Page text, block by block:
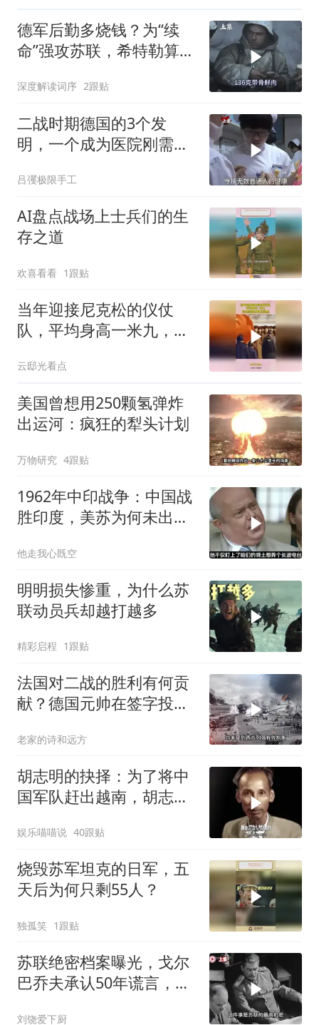
德军后勤多烧钱？为“续
命”强攻苏联，希特勒算错
深度解读词序 2跟贴
二战时期德国的3个发
明，一个成为医院刚需，
吕彏极限手工
AI盘点战场上士兵们的生
存之道
欢喜看看 1跟贴
当年迎接尼克松的仪仗
队，平均身高一米九，尼
云邸光看点
美国曾想用250颗氢弹炸
出运河：疯狂的犁头计划
万物研究 4跟贴
1962年中印战争：中国战
胜印度，美苏为何未出兵
他走我心既空
明明损失惨重，为什么苏
联动员兵却越打越多
精彩启程 1跟贴
法国对二战的胜利有何贡
献？德国元帅在签字投降
老家的诗和远方
胡志明的抉择：为了将中
国军队赶出越南，胡志明
娱乐喵喵说 40跟贴
烧毁苏军坦克的日军，五
天后为何只剩55人？
独孤笑 1跟贴
苏联绝密档案曝光，戈尔
巴乔夫承认50年谎言，斯
刘饶爱下厨